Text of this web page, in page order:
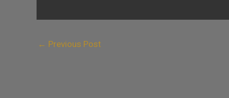
← Previous Post